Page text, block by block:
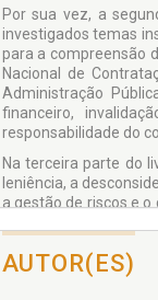
Por sua vez, a
investigados temas
para a compreensão
Nacional de
Administração
financeiro,
responsabilidade do
Na terceira parte do
leniência, a
a gestão de riscos e
Trata-se, portanto,
AUTOR(ES)